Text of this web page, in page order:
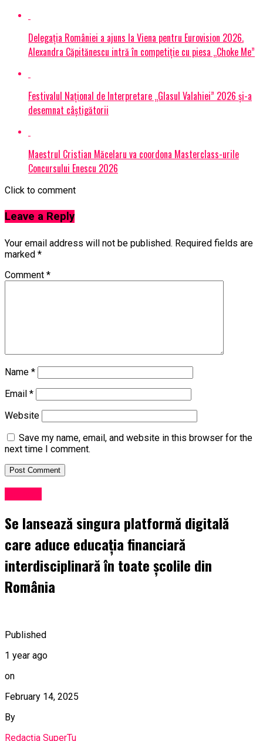
Delegația României a ajuns la Viena pentru Eurovision 2026.
Alexandra Căpitănescu intră în competiție cu piesa „Choke Me”
Festivalul Național de Interpretare „Glasul Valahiei” 2026 și-a
desemnat câștigătorii
Maestrul Cristian Măcelaru va coordona Masterclass-urile
Concursului Enescu 2026
Click to comment
Leave a Reply
Your email address will not be published. Required fields are
marked *
Comment *
Name *
Email *
Website
Save my name, email, and website in this browser for the
next time I comment.
Se lansează singura platformă digitală
care aduce educația financiară
interdisciplinară în toate școlile din
România
Published
1 year ago
on
February 14, 2025
By
Redacția SuperTu